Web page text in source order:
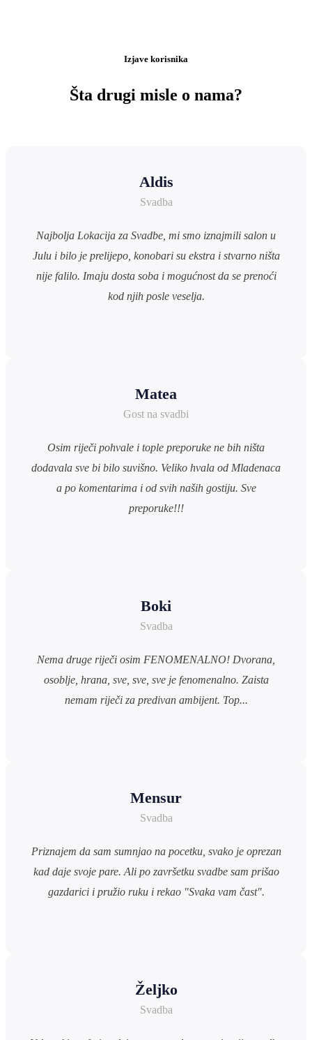
Izjave korisnika
Šta drugi misle o nama?
Aldis
Svadba
Najbolja Lokacija za Svadbe, mi smo iznajmili salon u
Julu i bilo je prelijepo, konobari su ekstra i stvarno ništa
nije falilo. Imaju dosta soba i mogućnost da se prenoći
kod njih posle veselja.
Matea
Gost na svadbi
Osim riječi pohvale i tople preporuke ne bih ništa
dodavala sve bi bilo suvišno. Veliko hvala od Mladenaca
a po komentarima i od svih naših gostiju. Sve
preporuke!!!
Boki
Svadba
Nema druge riječi osim FENOMENALNO! Dvorana,
osoblje, hrana, sve, sve, sve je fenomenalno. Zaista
nemam riječi za predivan ambijent. Top...
Mensur
Svadba
Priznajem da sam sumnjao na pocetku, svako je oprezan
kad daje svoje pare. Ali po završetku svadbe sam prišao
gazdarici i pružio ruku i rekao "Svaka vam čast".
Željko
Svadba